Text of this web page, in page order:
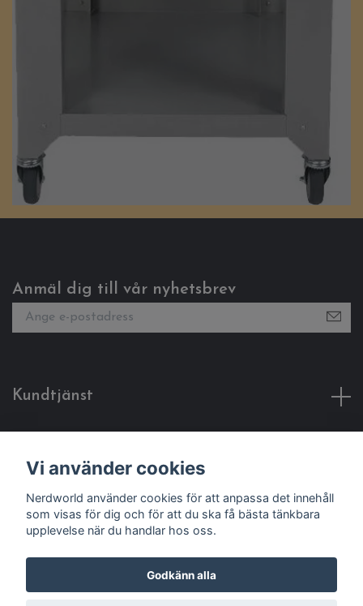
Anmäl dig till vår nyhetsbrev
Kundtjänst
Sociala medier
Vi använder cookies
Nerdworld använder cookies för att anpassa det innehåll
som visas för dig och för att du ska få bästa tänkbara
upplevelse när du handlar hos oss.
Godkänn alla